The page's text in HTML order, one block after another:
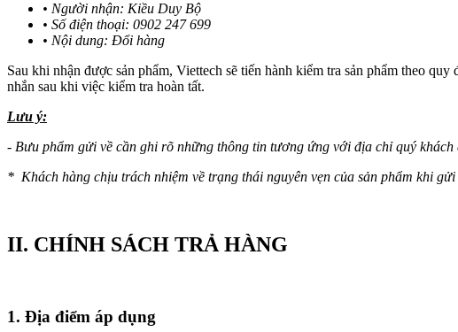
• Người nhận: Kiều Duy Bộ
• Số điện thoại: 0902 247 699
• Nội dung: Đổi hàng
Sau khi nhận được sản phẩm, Viettech sẽ tiến hành kiểm tra sản phẩm theo
nhắn sau khi việc kiểm tra hoàn tất.
Lưu ý:
- Bưu phẩm gửi về cần ghi rõ những thông tin tương ứng với địa chỉ quý khách
* Khách hàng chịu trách nhiệm về trạng thái nguyên vẹn của sản phẩm khi gửi
II. CHÍNH SÁCH TRẢ HÀNG
1. Địa điểm áp dụng